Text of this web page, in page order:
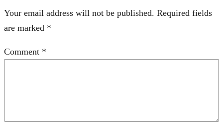
Your email address will not be published. Required fields
are marked *
Comment *